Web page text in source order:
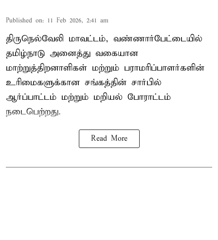
Published on: 11 Feb 2026, 2:41 am
திருநெல்வேலி மாவட்டம், வண்ணார்பேட்டையில்
தமிழ்நாடு அனைத்து வகையான
மாற்றுத்திறனாளிகள் மற்றும் பராமரிப்பாளர்களின்
உரிமைகளுக்கான சங்கத்தின் சார்பில்
ஆர்ப்பாட்டம் மற்றும் மறியல் போராட்டம்
நடைபெற்றது.
Read More